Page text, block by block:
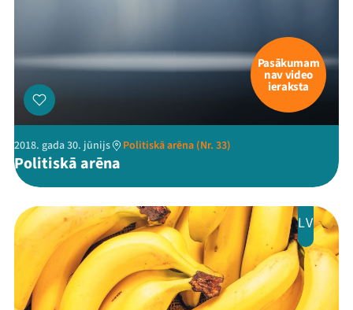
Pasākumam
nav video
ieraksta
2018. gada 30. jūnijs Politiskā arēna (Nr. 33)
Politiskā arēna
LV